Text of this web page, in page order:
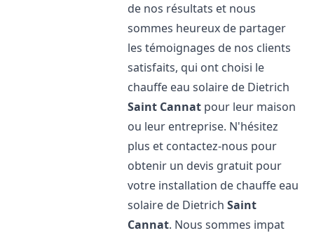
de nos résultats et nous
sommes heureux de partager
les témoignages de nos clients
satisfaits, qui ont choisi le
chauffe eau solaire de Dietrich
Saint Cannat pour leur maison
ou leur entreprise. N'hésitez
plus et contactez-nous pour
obtenir un devis gratuit pour
votre installation de chauffe eau
solaire de DietrichSaint
Cannat. Nous sommes impat